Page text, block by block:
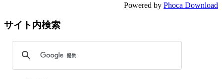
Powered by Phoca Download
サイト内検索